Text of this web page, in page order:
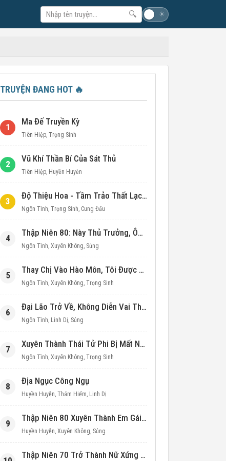
🔍 ☀
TRUYỆN ĐANG HOT 🔥
1
Ma Đế Truyền Kỳ
Tiên Hiệp, Trọng Sinh
2
Vũ Khí Thần Bí Của Sát Thủ
Tiên Hiệp, Huyền Huyễn
3
Độ Thiệu Hoa - Tầm Trảo Thất Lạc Đích Ái Tình
Ngôn Tình, Trọng Sinh, Cung Đấu
4
Thập Niên 80: Này Thủ Trưởng, Ôm Một Cái Đi!
Ngôn Tình, Xuyên Không, Sủng
5
Thay Chị Vào Hào Môn, Tôi Được Cưng Chiều Hết Mực (Thập Niên 90)
Ngôn Tình, Xuyên Không, Trọng Sinh
6
Đại Lão Trở Về, Không Diễn Vai Thiên Kim Giả Nữa
Ngôn Tình, Linh Dị, Sủng
7
Xuyên Thành Thái Tử Phi Bị Mất Nước
Ngôn Tình, Xuyên Không, Trọng Sinh
8
Địa Ngục Công Ngụ
Huyền Huyễn, Thám Hiểm, Linh Dị
9
Thập Niên 80 Xuyên Thành Em Gái Học Bá
Huyền Huyễn, Xuyên Không, Sủng
Thập Niên 70 Trở Thành Nữ Xứng Nuôi Con Làm Giàu